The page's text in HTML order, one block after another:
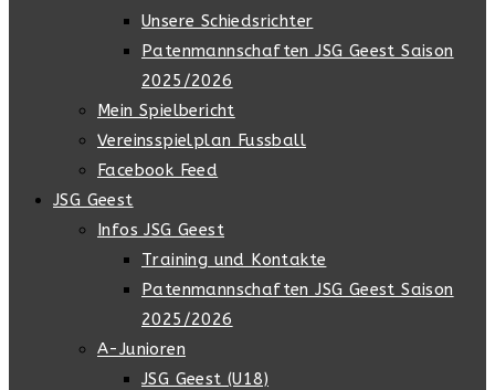
Unsere Schiedsrichter
Patenmannschaften JSG Geest Saison
2025/2026
Mein Spielbericht
Vereinsspielplan Fussball
Facebook Feed
JSG Geest
Infos JSG Geest
Training und Kontakte
Patenmannschaften JSG Geest Saison
2025/2026
A-Junioren
JSG Geest (U18)